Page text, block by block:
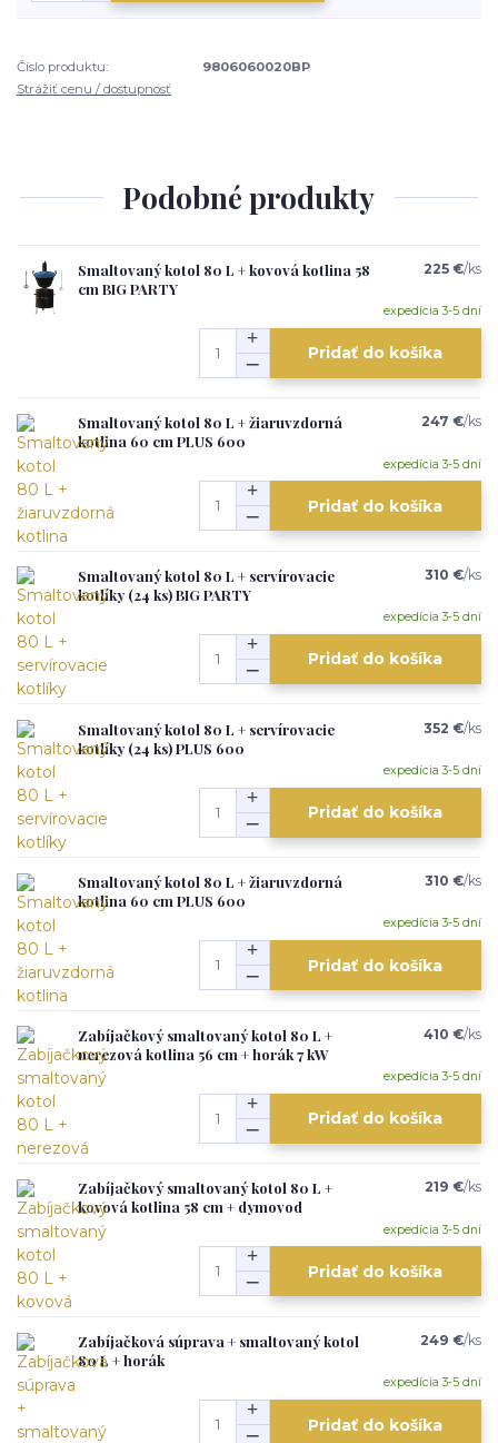
Číslo produktu:
9806060020BP
Strážiť cenu / dostupnosť
Podobné produkty
Smaltovaný kotol 80 L + kovová kotlina 58
cm BIG PARTY
225 €/ks
expedícia 3-5 dní
Pridať do košíka
Smaltovaný kotol 80 L + žiaruvzdorná
kotlina 60 cm PLUS 600
247 €/ks
expedícia 3-5 dní
Pridať do košíka
Smaltovaný kotol 80 L + servírovacie
kotlíky (24 ks) BIG PARTY
310 €/ks
expedícia 3-5 dní
Pridať do košíka
Smaltovaný kotol 80 L + servírovacie
kotlíky (24 ks) PLUS 600
352 €/ks
expedícia 3-5 dní
Pridať do košíka
Smaltovaný kotol 80 L + žiaruvzdorná
kotlina 60 cm PLUS 600
310 €/ks
expedícia 3-5 dní
Pridať do košíka
Zabíjačkový smaltovaný kotol 80 L +
nerezová kotlina 56 cm + horák 7 kW
410 €/ks
expedícia 3-5 dní
Pridať do košíka
Zabíjačkový smaltovaný kotol 80 L +
kovová kotlina 58 cm + dymovod
219 €/ks
expedícia 3-5 dní
Pridať do košíka
Zabíjačková súprava + smaltovaný kotol
80 L + horák
249 €/ks
expedícia 3-5 dní
Pridať do košíka